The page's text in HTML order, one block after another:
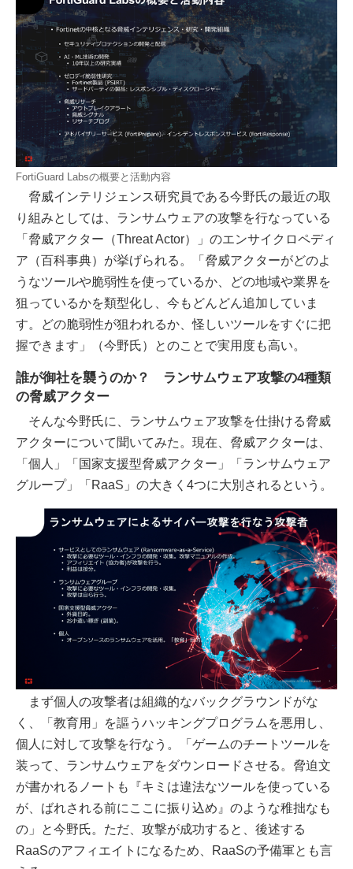
FortiGuard Labsの概要と活動内容
脅威インテリジェンス研究員である今野氏の最近の取
り組みとしては、ランサムウェアの攻撃を行なっている
「脅威アクター（Threat Actor）」のエンサイクロペディ
ア（百科事典）が挙げられる。「脅威アクターがどのよ
うなツールや脆弱性を使っているか、どの地域や業界を
狙っているかを類型化し、今もどんどん追加していま
す。どの脆弱性が狙われるか、怪しいツールをすぐに把
握できます」（今野氏）とのことで実用度も高い。
誰が御社を襲うのか？ ランサムウェア攻撃の4種類
の脅威アクター
そんな今野氏に、ランサムウェア攻撃を仕掛ける脅威
アクターについて聞いてみた。現在、脅威アクターは、
「個人」「国家支援型脅威アクター」「ランサムウェア
グループ」「RaaS」の大きく4つに大別されるという。
まず個人の攻撃者は組織的なバックグラウンドがな
く、「教育用」を謳うハッキングプログラムを悪用し、
個人に対して攻撃を行なう。「ゲームのチートツールを
装って、ランサムウェアをダウンロードさせる。脅迫文
が書かれるノートも『キミは違法なツールを使っている
が、ばれされる前にここに振り込め』のような稚拙なも
の」と今野氏。ただ、攻撃が成功すると、後述する
RaaSのアフィエイトになるため、RaaSの予備軍とも言